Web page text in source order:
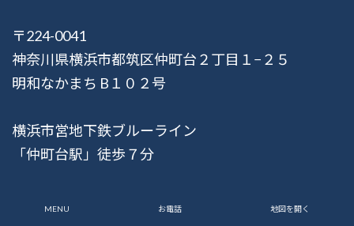
〒224-0041
神奈川県横浜市都筑区仲町台２丁目１−２５
明和なかまち B１０２号
横浜市営地下鉄ブルーライン
「仲町台駅」徒歩７分
横浜市営バス302系統
MENU お電話 地図を開く